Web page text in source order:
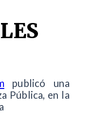
publicó una
Pública, en la